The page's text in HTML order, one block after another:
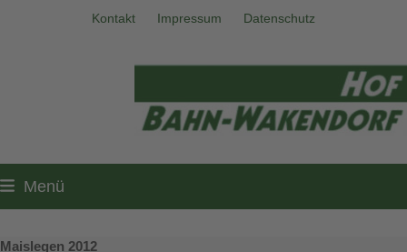
Kontakt Impressum Datenschutz
Menü
Maislegen 2012